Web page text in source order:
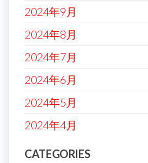
2024年9月
2024年8月
2024年7月
2024年6月
2024年5月
2024年4月
CATEGORIES